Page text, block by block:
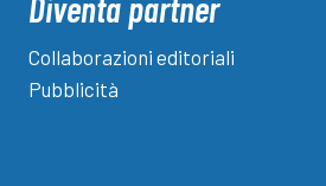
Diventa partner
Collaborazioni editoriali
Pubblicità